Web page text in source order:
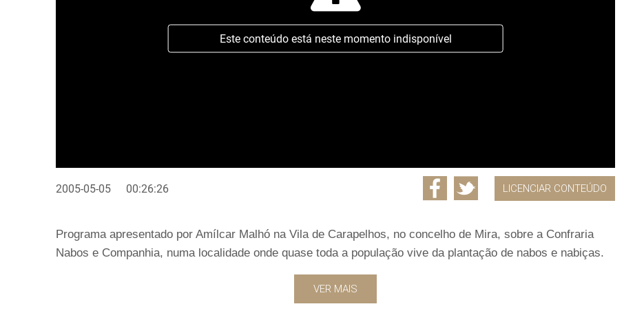
Este conteúdo está neste momento indisponível
2005-05-05 00:26:26 LICENCIAR CONTEÚDO
Programa apresentado por Amílcar Malhó na Vila de Carapelhos, no concelho de Mira, sobre a Confraria
Nabos e Companhia, numa localidade onde quase toda a população vive da plantação de nabos e nabiças.
VER MAIS